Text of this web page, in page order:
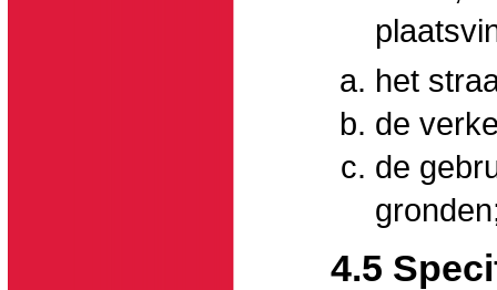
het
de
de
4.5